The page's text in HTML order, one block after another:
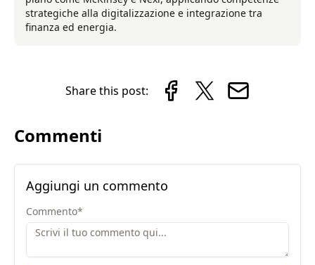
strategiche alla digitalizzazione e integrazione tra
finanza ed energia.
Share this post:
Commenti
Aggiungi un commento
Commento*